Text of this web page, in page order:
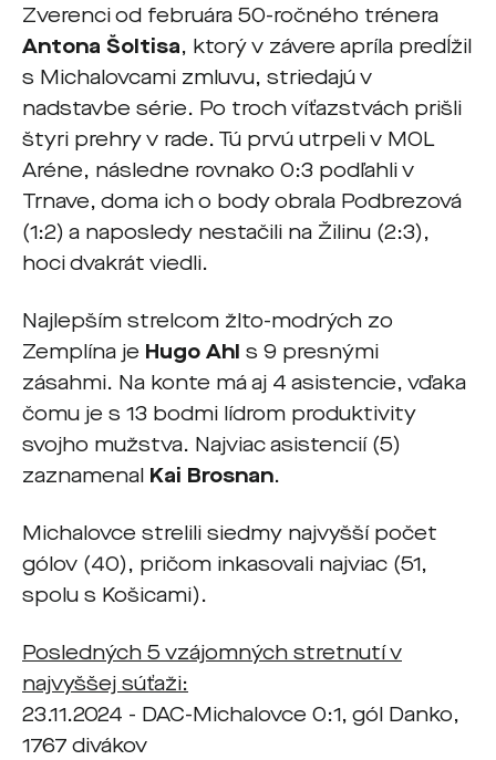
Zverenci od februára 50-ročného trénera
Antona Šoltisa, ktorý v závere apríla predĺžil
s Michalovcami zmluvu, striedajú v
nadstavbe série. Po troch víťazstvách prišli
štyri prehry v rade. Tú prvú utrpeli v MOL
Aréne, následne rovnako 0:3 podľahli v
Trnave, doma ich o body obrala Podbrezová
(1:2) a naposledy nestačili na Žilinu (2:3),
hoci dvakrát viedli.
Najlepším strelcom žlto-modrých zo
Zemplína je Hugo Ahl s 9 presnými
zásahmi. Na konte má aj 4 asistencie, vďaka
čomu je s 13 bodmi lídrom produktivity
svojho mužstva. Najviac asistencií (5)
zaznamenal Kai Brosnan.
Michalovce strelili siedmy najvyšší počet
gólov (40), pričom inkasovali najviac (51,
spolu s Košicami).
Posledných 5 vzájomných stretnutí v
najvyššej súťaži:
23.11.2024 - DAC-Michalovce 0:1, gól Danko,
1767 divákov